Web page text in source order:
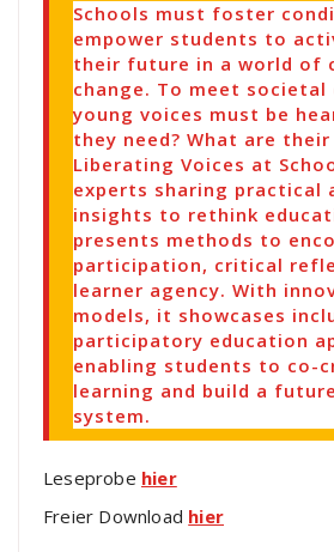
Schools must foster
empower students to
their future in a world of
change. To meet societal
young voices must be
they need? What are
Liberating Voices at
experts sharing practical
insights to rethink
presents methods to
participation, critical
learner agency. With
models, it showcases
participatory education
enabling students to co-
learning and build a
system.
Leseprobe hier
Freier Download hier